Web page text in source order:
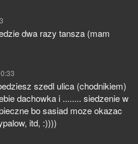
dwa razy tansza (mam
szedl ulica (chodnikiem)
dachowka i ........ siedzenie w
bo sasiad moze okazac
itd, :))))